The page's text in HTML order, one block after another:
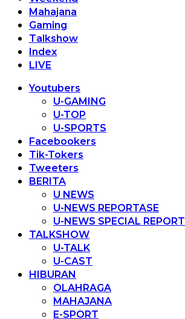
Mahajana
Gaming
Talkshow
Index
LIVE
Youtubers
U-GAMING
U-TOP
U-SPORTS
Facebookers
Tik-Tokers
Tweeters
BERITA
U NEWS
U-NEWS REPORTASE
U-NEWS SPECIAL REPORT
TALKSHOW
U-TALK
U-CAST
HIBURAN
OLAHRAGA
MAHAJANA
E-SPORT